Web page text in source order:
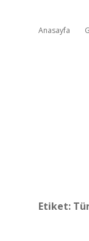
Anasayfa
Etiket: